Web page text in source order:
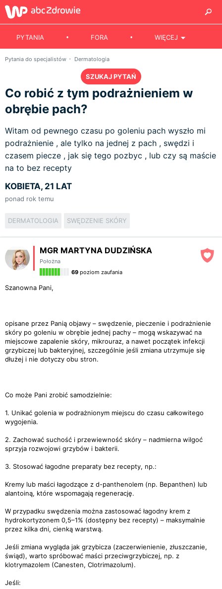
PYTANIA FORA WIĘCEJ
Pytania do specjalistów Dermatologia
SZUKAJ PYTAŃ
Co robić z tym podrażnieniem w
obrębie pach?
Witam od pewnego czasu po goleniu pach wyszło mi
podrażnienie , ale tylko na jednej z pach , swędzi i
czasem piecze , jak się tego pozbyc , lub czy są maście
na to bez recepty
KOBIETA, 21 LAT
ponad rok temu
DERMATOLOGIA SWĘDZENIE SKÓRY
MGR MARTYNA DUDZIŃSKA
Położna
69 poziom zaufania
Szanowna Pani,
opisane przez Panią objawy – swędzenie, pieczenie i podrażnienie
skóry po goleniu w obrębie jednej pachy – mogą wskazywać na
miejscowe zapalenie skóry, mikrouraz, a nawet początek infekcji
grzybiczej lub bakteryjnej, szczególnie jeśli zmiana utrzymuje się
dłużej i nie dotyczy obu stron.
Co może Pani zrobić samodzielnie:
1. Unikać golenia w podrażnionym miejscu do czasu całkowitego
wygojenia.
2. Zachować suchość i przewiewność skóry – nadmierna wilgoć
sprzyja rozwojowi grzybów i bakterii.
3. Stosować łagodne preparaty bez recepty, np.:
Kremy lub maści łagodzące z d-panthenolem (np. Bepanthen) lub
alantoiną, które wspomagają regenerację.
W przypadku swędzenia można zastosować łagodny krem z
hydrokortyzonem 0,5–1% (dostępny bez recepty) – maksymalnie
przez kilka dni, cienką warstwą.
Jeśli zmiana wygląda jak grzybicza (zaczerwienienie, złuszczanie,
świąd), warto spróbować maści przeciwgrzybiczej, np. z
klotrymazolem (Canesten, Clotrimazolum).
Jeśli: